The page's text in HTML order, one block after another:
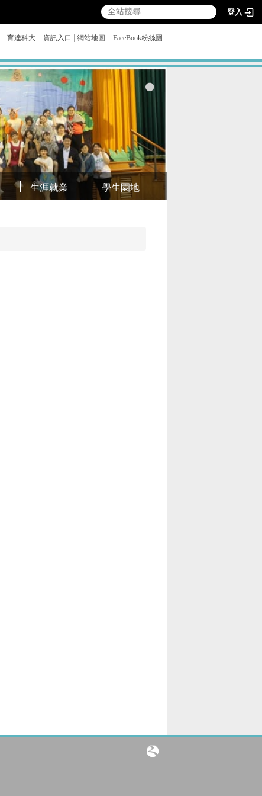
登入
育達科大 資訊入口 網站地圖 FaceBook粉絲團
生涯就業 學生園地